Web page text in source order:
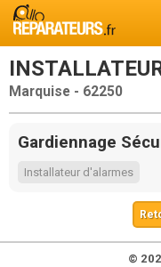
Marquise - 62250
Gardiennage
Installateur d'alarmes
©